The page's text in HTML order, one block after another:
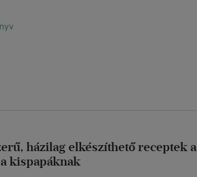
házilag elkészíthető receptek a
kispapáknak